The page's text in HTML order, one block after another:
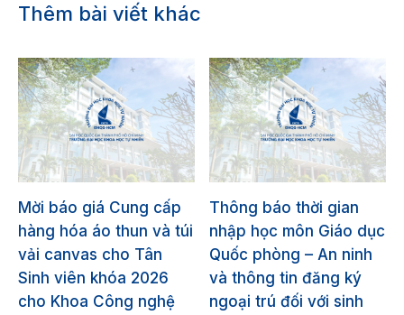
Thêm bài viết khác
Mời báo giá Cung cấp
hàng hóa áo thun và túi
vải canvas cho Tân
Sinh viên khóa 2026
cho Khoa Công nghệ
Thông báo thời gian
nhập học môn Giáo dục
Quốc phòng – An ninh
và thông tin đăng ký
ngoại trú đối với sinh